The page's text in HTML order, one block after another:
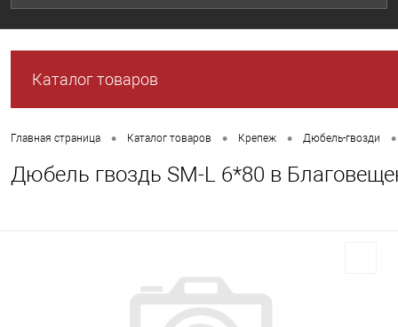
Каталог товаров
Главная страница • Каталог товаров • Крепеж • Дюбель-гвозди •
Дюбель гвоздь SM-L 6*80 в